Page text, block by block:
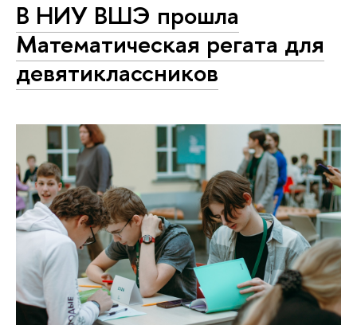
В НИУ ВШЭ прошла
Математическая регата для
девятиклассников